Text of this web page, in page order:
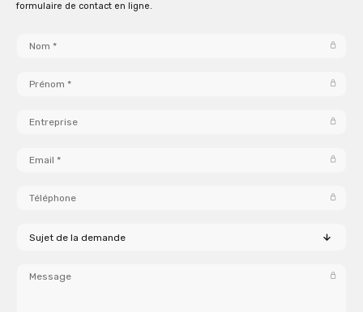
formulaire de contact en ligne.
Sujet de la demande